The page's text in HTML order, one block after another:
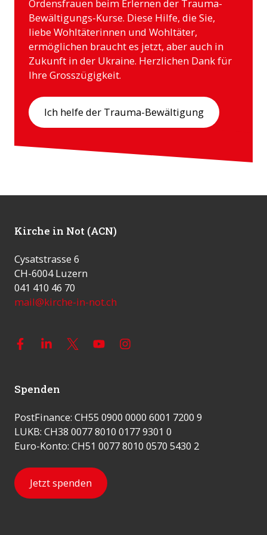
Ordensfrauen beim Erlernen der Trauma-
Bewältigungs-Kurse. Diese Hilfe, die Sie,
liebe Wohltäterinnen und Wohltäter,
ermöglichen braucht es jetzt, aber auch in
Zukunft in der Ukraine. Herzlichen Dank für
Ihre Grosszügigkeit.
Ich helfe der Trauma-Bewältigung
Kirche in Not (ACN)
Cysatstrasse 6
CH-6004 Luzern
041 410 46 70
mail@kirche-in-not.ch
Spenden
PostFinance: CH55 0900 0000 6001 7200 9
LUKB: CH38 0077 8010 0177 9301 0
Euro-Konto: CH51 0077 8010 0570 5430 2
Jetzt spenden